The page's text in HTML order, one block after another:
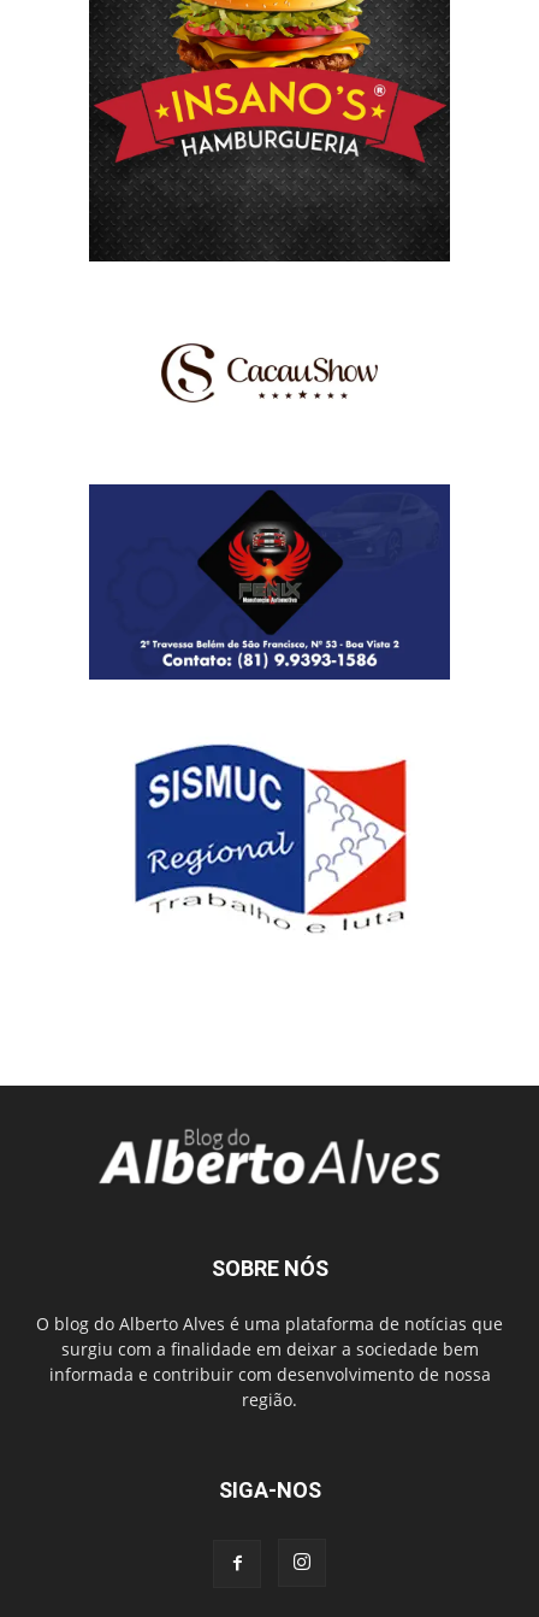
SOBRE NÓS
O blog do Alberto Alves é uma plataforma de notícias que
surgiu com a finalidade em deixar a sociedade bem
informada e contribuir com desenvolvimento de nossa
região.
SIGA-NOS